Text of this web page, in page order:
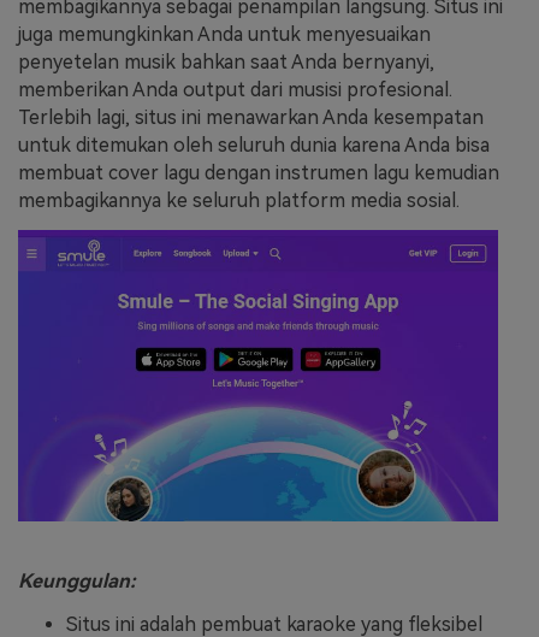
membagikannya sebagai penampilan langsung. Situs ini
juga memungkinkan Anda untuk menyesuaikan
penyetelan musik bahkan saat Anda bernyanyi,
memberikan Anda output dari musisi profesional.
Terlebih lagi, situs ini menawarkan Anda kesempatan
untuk ditemukan oleh seluruh dunia karena Anda bisa
membuat cover lagu dengan instrumen lagu kemudian
membagikannya ke seluruh platform media sosial.
Keunggulan:
Situs ini adalah pembuat karaoke yang fleksibel